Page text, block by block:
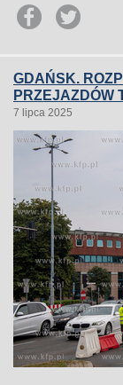
GDAŃSK.
PRZEJAZDÓW
7 lipca 2025